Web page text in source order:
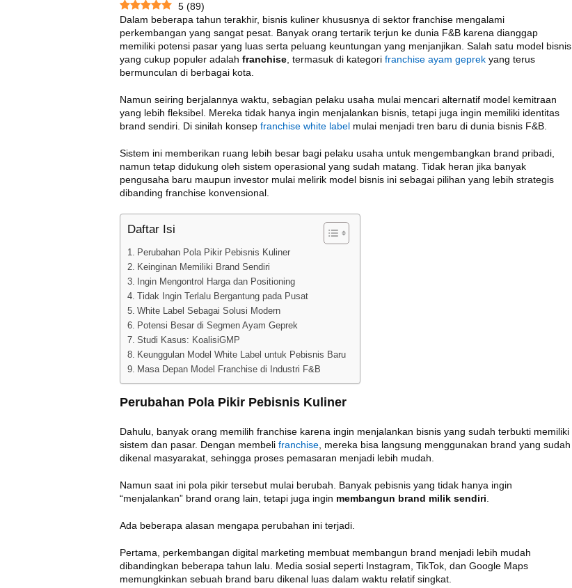
5 (89)
Dalam beberapa tahun terakhir, bisnis kuliner khususnya di sektor franchise mengalami
perkembangan yang sangat pesat. Banyak orang tertarik terjun ke dunia F&B karena dianggap
memiliki potensi pasar yang luas serta peluang keuntungan yang menjanjikan. Salah satu model bisnis
yang cukup populer adalah franchise , termasuk di kategori franchise ayam geprek yang terus
bermunculan di berbagai kota.
Namun seiring berjalannya waktu, sebagian pelaku usaha mulai mencari alternatif model kemitraan
yang lebih fleksibel. Mereka tidak hanya ingin menjalankan bisnis, tetapi juga ingin memiliki identitas
brand sendiri. Di sinilah konsep franchise white label mulai menjadi tren baru di dunia bisnis F&B.
Sistem ini memberikan ruang lebih besar bagi pelaku usaha untuk mengembangkan brand pribadi,
namun tetap didukung oleh sistem operasional yang sudah matang. Tidak heran jika banyak
pengusaha baru maupun investor mulai melirik model bisnis ini sebagai pilihan yang lebih strategis
dibanding franchise konvensional.
Daftar Isi
Perubahan Pola Pikir Pebisnis Kuliner
Keinginan Memiliki Brand Sendiri
Ingin Mengontrol Harga dan Positioning
Tidak Ingin Terlalu Bergantung pada Pusat
White Label Sebagai Solusi Modern
Potensi Besar di Segmen Ayam Geprek
Studi Kasus: KoalisiGMP
Keunggulan Model White Label untuk Pebisnis Baru
Masa Depan Model Franchise di Industri F&B
Perubahan Pola Pikir Pebisnis Kuliner
Dahulu, banyak orang memilih franchise karena ingin menjalankan bisnis yang sudah terbukti memiliki
sistem dan pasar. Dengan membeli franchise , mereka bisa langsung menggunakan brand yang sudah
dikenal masyarakat, sehingga proses pemasaran menjadi lebih mudah.
Namun saat ini pola pikir tersebut mulai berubah. Banyak pebisnis yang tidak hanya ingin
“menjalankan” brand orang lain, tetapi juga ingin membangun brand milik sendiri
Ada beberapa alasan mengapa perubahan ini terjadi.
Pertama, perkembangan digital marketing membuat membangun brand menjadi lebih mudah
dibandingkan beberapa tahun lalu. Media sosial seperti Instagram, TikTok, dan Google Maps
memungkinkan sebuah brand baru dikenal luas dalam waktu relatif singkat.